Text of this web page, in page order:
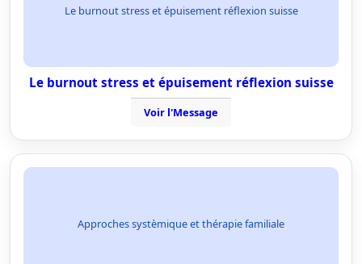
Le burnout stress et épuisement réflexion suisse
Le burnout stress et épuisement réflexion suisse
Voir l'Message
Approches systèmique et thérapie familiale